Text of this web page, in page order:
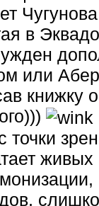
в
или
книжку
точки